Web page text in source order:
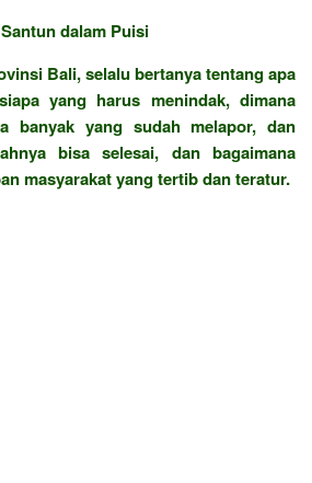
dalam Puisi
Bali, selalu bertanya tentang apa
yang harus menindak, dimana
banyak yang sudah melapor, dan
bisa selesai, dan bagaimana
masyarakat yang tertib dan teratur.